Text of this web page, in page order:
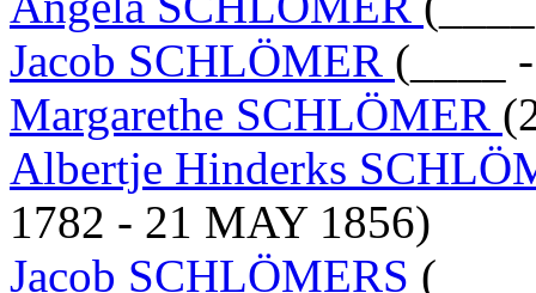
Jacob SCHLÖMER (____
Margarethe SCHLÖMER
Albertje Hinderks
1782 - 21 MAY 1856)
Jacob SCHLÖMERS